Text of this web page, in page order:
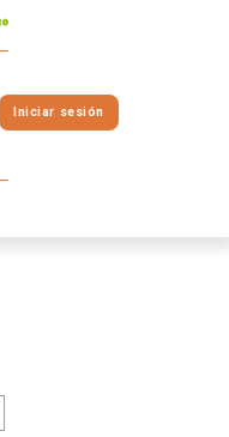
Iniciar sesión